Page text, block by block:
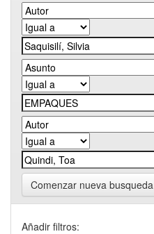
Comenzar nueva busqueda
Añadir filtros: